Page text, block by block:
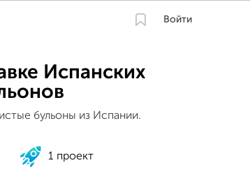
Войти
Испанских
бульоны из Испании.
1 проект